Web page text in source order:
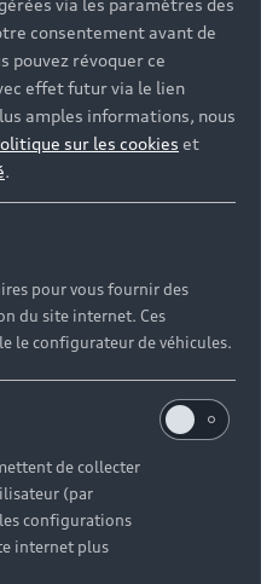
consentement avant de
pouvez révoquer ce
effet futur via le lien
amples informations, nous
sur les cookies et
.
pour vous fournir des
du site internet. Ces
le configurateur de véhicules.
de collecter
(par
configurations
internet plus